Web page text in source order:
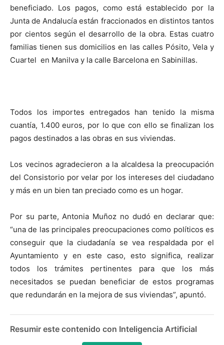
beneficiado. Los pagos, como está establecido por la
Junta de Andalucía están fraccionados en distintos tantos
por cientos según el desarrollo de la obra. Estas cuatro
familias tienen sus domicilios en las calles Pósito, Vela y
Cuartel en Manilva y la calle Barcelona en Sabinillas.
Todos los importes entregados han tenido la misma
cuantía, 1.400 euros, por lo que con ello se finalizan los
pagos destinados a las obras en sus viviendas.
Los vecinos agradecieron a la alcaldesa la preocupación
del Consistorio por velar por los intereses del ciudadano
y más en un bien tan preciado como es un hogar.
Por su parte, Antonia Muñoz no dudó en declarar que:
“una de las principales preocupaciones como políticos es
conseguir que la ciudadanía se vea respaldada por el
Ayuntamiento y en este caso, esto significa, realizar
todos los trámites pertinentes para que los más
necesitados se puedan beneficiar de estos programas
que redundarán en la mejora de sus viviendas”, apuntó.
Resumir este contenido con Inteligencia Artificial